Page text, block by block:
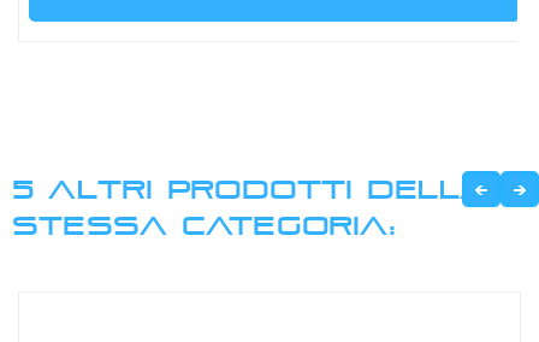
5 ALTRI PRODOTTI DELLA
STESSA CATEGORIA: